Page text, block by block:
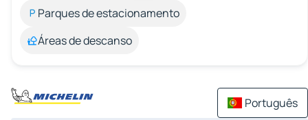
Parques de estacionamento
Áreas de descanso
Português